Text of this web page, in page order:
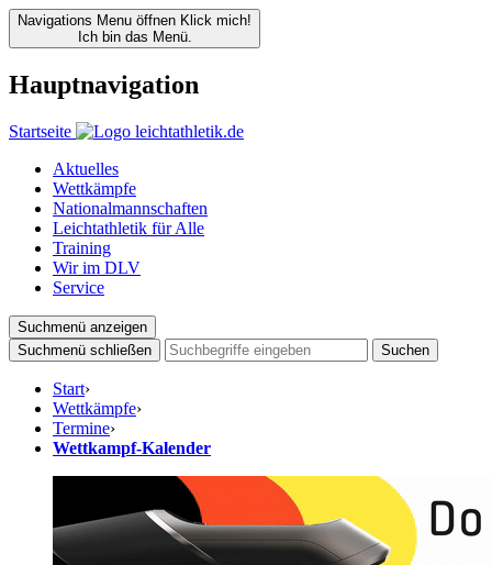
Navigations Menu öffnen Klick mich!
Ich bin das Menü.
Hauptnavigation
Startseite
Aktuelles
Wettkämpfe
Nationalmannschaften
Leichtathletik für Alle
Training
Wir im DLV
Service
Suchmenü anzeigen
Suchmenü schließen
Suchen
Start›
Wettkämpfe›
Termine›
Wettkampf-Kalender